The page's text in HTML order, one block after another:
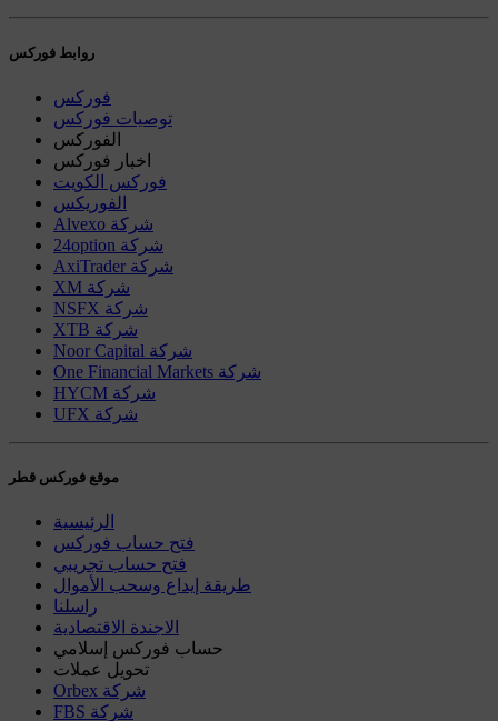
روابط فوركس
فوركس
توصيات فوركس
الفوركس
اخبار فوركس
فوركس الكويت
الفوريكس
Alvexo شركة
24option شركة
AxiTrader شركة
XM شركة
NSFX شركة
XTB شركة
Noor Capital شركة
One Financial Markets شركة
HYCM شركة
UFX شركة
موقع فوركس قطر
الرئيسية
فتح حساب فوركس
فتح حساب تجريبي
طريقة إيداع وسحب الأموال
راسلنا
الاجندة الاقتصادية
حساب فوركس إسلامي
تحويل عملات
Orbex شركة
FBS شركة